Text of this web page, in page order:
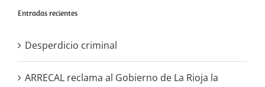
Entradas recientes
Desperdicio criminal
ARRECAL reclama al Gobierno de La Rioja la